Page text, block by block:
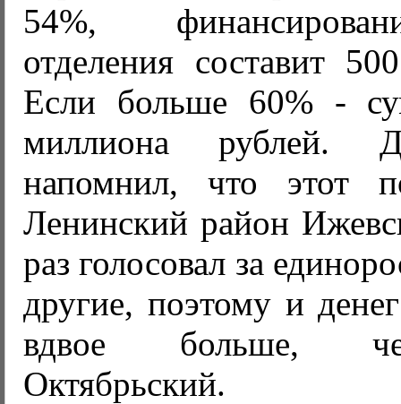
54%,
отделения составит
Если больше 60% -
миллиона рублей.
напомнил, что этот
Ленинский район
раз голосовал за
другие, поэтому и
вдвое больше,
Октябрьский.